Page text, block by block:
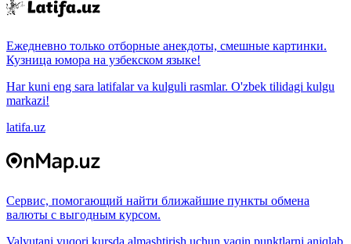
Ежедневно только отборные анекдоты, смешные картинки.
Кузница юмора на узбекском языке!
Har kuni eng sara latifalar va kulguli rasmlar. O'zbek tilidagi kulgu
markazi!
latifa.uz
Сервис, помогающий найти ближайшие пункты обмена
валюты с выгодным курсом.
Valyutani yuqori kursda almashtirish uchun yaqin punktlarni aniqlab